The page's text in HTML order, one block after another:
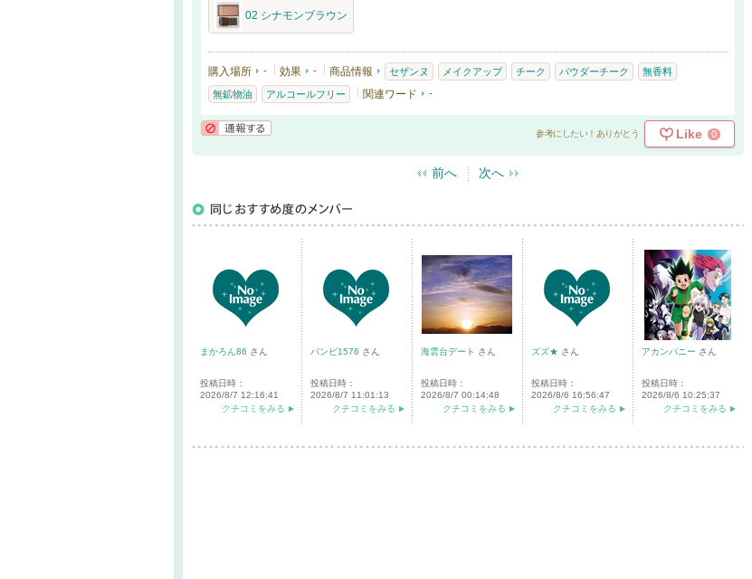
02 シナモンブラウン
購入場所 - 効果 - 商品情報 セザンヌ メイクアップ チーク パウダーチーク 無香料
無鉱物油 アルコールフリー 関連ワード -
参考にしたい！ありがとう Like 0
前へ 次へ
まかろん86 さん
投稿日時：
2026/8/7 12:16:41
クチコミをみる
バンビ1576 さん
投稿日時：
2026/8/7 11:01:13
クチコミをみる
海雲台デート さん
投稿日時：
2026/8/7 00:14:48
クチコミをみる
ズズ★ さん
投稿日時：
2026/8/6 16:56:47
クチコミをみる
アカンパニー さん
投稿日時：
2026/8/6 10:25:37
クチコミをみる